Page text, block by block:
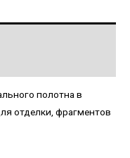
полотна в
отделки, фрагментов